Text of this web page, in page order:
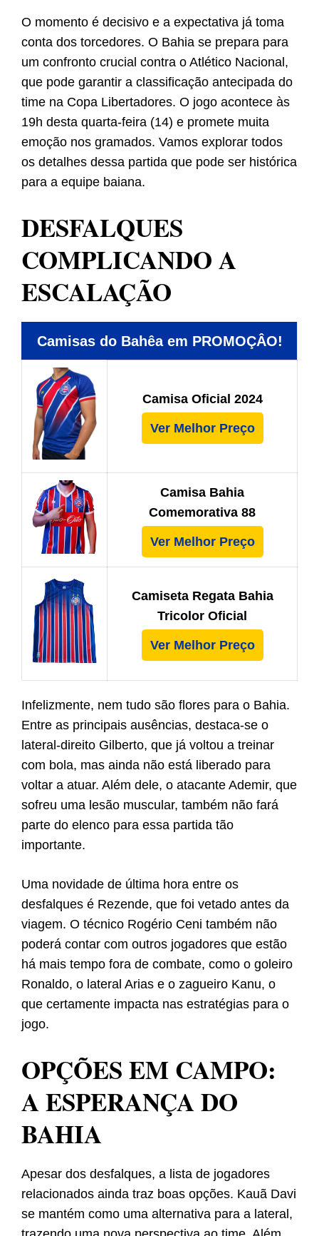
O momento é decisivo e a expectativa já toma
conta dos torcedores. O Bahia se prepara para
um confronto crucial contra o Atlético Nacional,
que pode garantir a classificação antecipada do
time na Copa Libertadores. O jogo acontece às
19h desta quarta-feira (14) e promete muita
emoção nos gramados. Vamos explorar todos
os detalhes dessa partida que pode ser histórica
para a equipe baiana.
DESFALQUES
COMPLICANDO A
ESCALAÇÃO
Camisas do Bahêa em PROMOÇÂO!
Camisa Oficial 2024
Ver Melhor Preço
Camisa Bahia
Comemorativa 88
Ver Melhor Preço
Camiseta Regata Bahia
Tricolor Oficial
Ver Melhor Preço
Infelizmente, nem tudo são flores para o Bahia.
Entre as principais ausências, destaca-se o
lateral-direito Gilberto, que já voltou a treinar
com bola, mas ainda não está liberado para
voltar a atuar. Além dele, o atacante Ademir, que
sofreu uma lesão muscular, também não fará
parte do elenco para essa partida tão
importante.
Uma novidade de última hora entre os
desfalques é Rezende, que foi vetado antes da
viagem. O técnico Rogério Ceni também não
poderá contar com outros jogadores que estão
há mais tempo fora de combate, como o goleiro
Ronaldo, o lateral Arias e o zagueiro Kanu, o
que certamente impacta nas estratégias para o
jogo.
OPÇÕES EM CAMPO:
A ESPERANÇA DO
BAHIA
Apesar dos desfalques, a lista de jogadores
relacionados ainda traz boas opções. Kauã Davi
se mantém como uma alternativa para a lateral,